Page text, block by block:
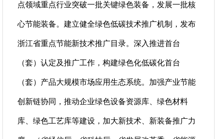
点领域重点行业突破一批关键绿色装备，发展一批核
心节能装备。建立健全绿色低碳技术推广机制，发布
浙江省重点节能新技术推广目录。深入推进首台
（套）认定及推广工作，构建绿色化低碳化首台
（套）产品大规模市场应用生态系统。加强产业节能
创新链协同，推动企业绿色设备资源库、绿色材料
库、绿色工艺库等建设，加大新技术、新装备推广力